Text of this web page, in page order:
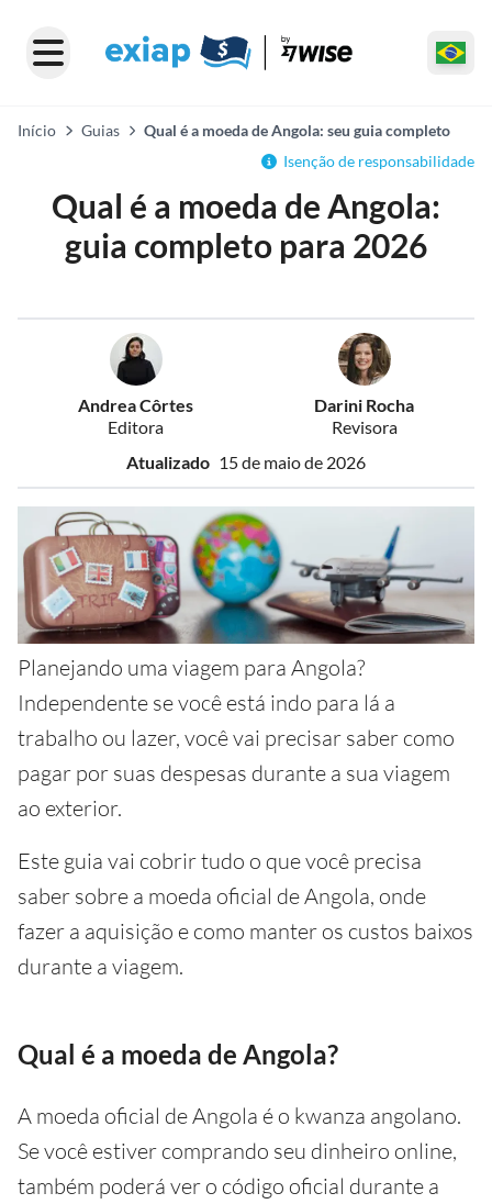
Início Guias
Qual é a moeda de Angola: seu guia completo
Isenção de responsabilidade
Qual é a moeda de Angola:
guia completo para 2026
Andrea Côrtes
Editora
Darini Rocha
Revisora
Atualizado 15 de maio de 2026
Planejando uma viagem para Angola?
Independente se você está indo para lá a
trabalho ou lazer, você vai precisar saber como
pagar por suas despesas durante a sua viagem
ao exterior.
Este guia vai cobrir tudo o que você precisa
saber sobre a moeda oficial de Angola, onde
fazer a aquisição e como manter os custos baixos
durante a viagem.
Qual é a moeda de Angola?
A moeda oficial de Angola é o kwanza angolano.
Se você estiver comprando seu dinheiro online,
também poderá ver o código oficial durante a